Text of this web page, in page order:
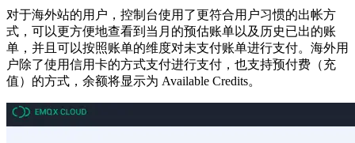
对于海外站的用户，控制台使用了更符合用户习惯的出帐方
式，可以更方便地查看到当月的预估账单以及历史已出的账
单，并且可以按照账单的维度对未支付账单进行支付。海外用
户除了使用信用卡的方式支付进行支付，也支持预付费（充
值）的方式，余额将显示为 Available Credits。